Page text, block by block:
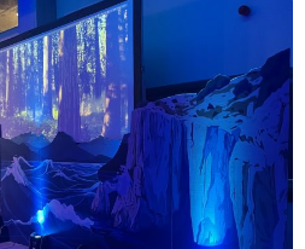
corporate au vert pour